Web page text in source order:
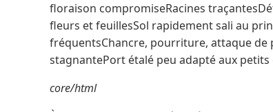
floraison compromiseRacines
fleurs et feuillesSol rapidement sali au
fréquentsChancre, pourriture, attaque de
stagnantePort étalé peu adapté aux
core/html